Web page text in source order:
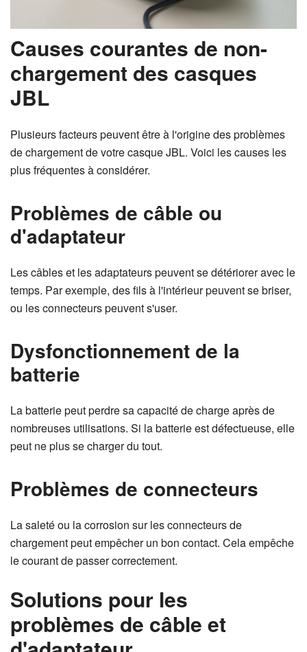
Causes courantes de non-
chargement des casques
JBL
Plusieurs facteurs peuvent être à l'origine des problèmes
de chargement de votre casque JBL. Voici les causes les
plus fréquentes à considérer.
Problèmes de câble ou
d'adaptateur
Les câbles et les adaptateurs peuvent se détériorer avec le
temps. Par exemple, des fils à l'intérieur peuvent se briser,
ou les connecteurs peuvent s'user.
Dysfonctionnement de la
batterie
La batterie peut perdre sa capacité de charge après de
nombreuses utilisations. Si la batterie est défectueuse, elle
peut ne plus se charger du tout.
Problèmes de connecteurs
La saleté ou la corrosion sur les connecteurs de
chargement peut empêcher un bon contact. Cela empêche
le courant de passer correctement.
Solutions pour les
problèmes de câble et